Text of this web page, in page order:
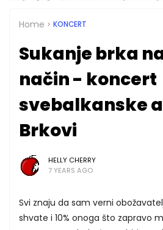
Home KONCERT
Sukanje brka
način - koncert
svebalkanske
Brkovi
HELLY CHERRY
7 YEARS AGO
Svi znaju da sam verni
shvate i 10% onoga što zapravo